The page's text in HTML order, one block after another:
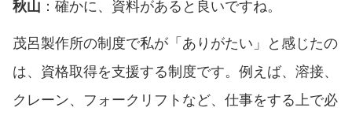
秋山 ：確かに、資料があると良いですね。
茂呂製作所の制度で私が「ありがたい」と感じたの
は、資格取得を支援する制度です。例えば、溶接、
クレーン、フォークリフトなど、仕事をする上で必